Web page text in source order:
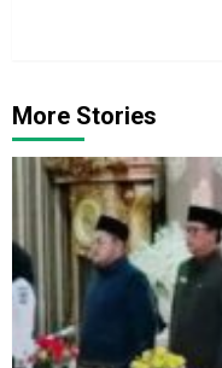
More Stories